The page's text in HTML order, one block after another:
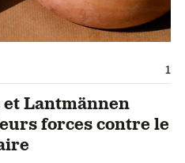
1
et Lantmännen
forces contre le